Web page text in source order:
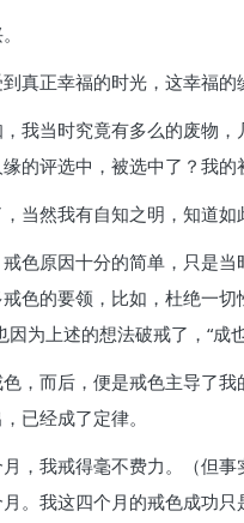
真正幸福的时光，这幸福的
我当时究竟有多么的废物
的评选中，被选中了？我
当然我有自知之明，知道
色原因十分的简单，只是
色的要领，比如，杜绝一
因为上述的想法破戒了，“成
，而后，便是戒色主导了
已经成了定律。
，我戒得毫不费力。（但
。我这四个月的戒色成功